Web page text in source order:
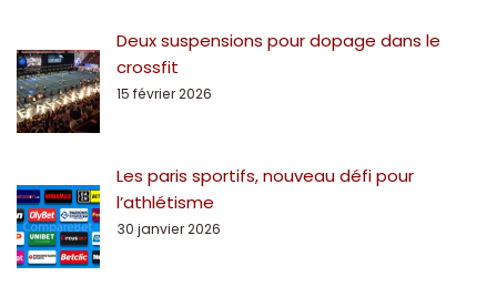
Deux suspensions pour dopage dans le
crossfit
15 février 2026
Les paris sportifs, nouveau défi pour
l’athlétisme
30 janvier 2026